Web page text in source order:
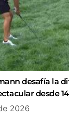
desafía la
desde
2026